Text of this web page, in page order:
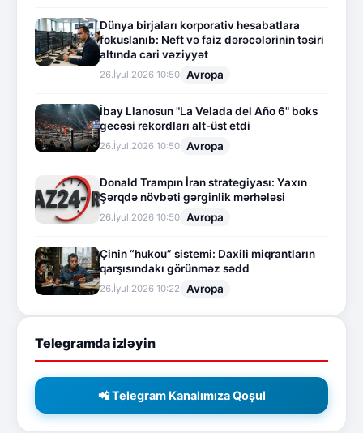
Dünya birjaları korporativ hesabatlara
fokuslanıb: Neft və faiz dərəcələrinin təsiri
altında cari vəziyyət
26.İyul.2026 10:50 Avropa
İbay Llanosun "La Velada del Año 6" boks
gecəsi rekordları alt-üst etdi
26.İyul.2026 10:50 Avropa
Donald Trampın İran strategiyası: Yaxın
Şərqdə növbəti gərginlik mərhələsi
26.İyul.2026 10:50 Avropa
Çinin “hukou” sistemi: Daxili miqrantların
qarşısındakı görünməz sədd
26.İyul.2026 10:22 Avropa
Telegramda izləyin
📲 Telegram Kanalımıza Qoşul